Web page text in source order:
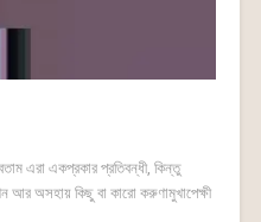
এরা একপ্রকার প্রতিবন্ধী, কিন্তু
অসহায় কিছু বা কারো করুণামুখাপেক্ষী